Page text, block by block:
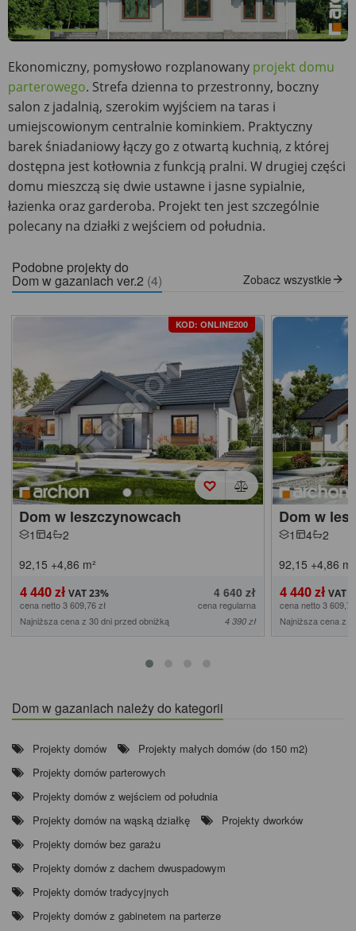
Ekonomiczny, pomysłowo rozplanowany projekt domu
parterowego. Strefa dzienna to przestronny, boczny
salon z jadalnią, szerokim wyjściem na taras i
umiejscowionym centralnie kominkiem. Praktyczny
barek śniadaniowy łączy go z otwartą kuchnią, z której
dostępna jest kotłownia z funkcją pralni. W drugiej części
domu mieszczą się dwie ustawne i jasne sypialnie,
łazienka oraz garderoba. Projekt ten jest szczególnie
polecany na działki z wejściem od południa.
Podobne projekty do
Dom w gazaniach ver.2 (4) Zobacz wszystkie
KOD: ONLINE200
Dom w leszczynowcach
1 4
2
92,15 +4,86 m²
4 440 zł 4 640 zł
cena netto 3 609,76 zł
cena regularna
Najniższa cena z 30 dni przed obniżką
4 390 zł
Dom w
1 4
2
92,15 +4,86 m²
4 440 zł
cena netto 3
Najniższa cena z
Dom w gazaniach należy do kategorii
Projekty domów
Projekty małych domów (do 150 m2)
Projekty domów parterowych
Projekty domów z wejściem od południa
Projekty domów na wąską działkę
Projekty dworków
Projekty domów bez garażu
Projekty domów z dachem dwuspadowym
Projekty domów tradycyjnych
Projekty domów z gabinetem na parterze